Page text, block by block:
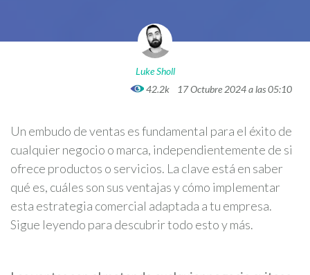
Luke Sholl
42.2k
17 Octubre 2024 a las 05:10
Un embudo de ventas es fundamental para el éxito de
cualquier negocio o marca, independientemente de si
ofrece productos o servicios. La clave está en saber
qué es, cuáles son sus ventajas y cómo implementar
esta estrategia comercial adaptada a tu empresa.
Sigue leyendo para descubrir todo esto y más.